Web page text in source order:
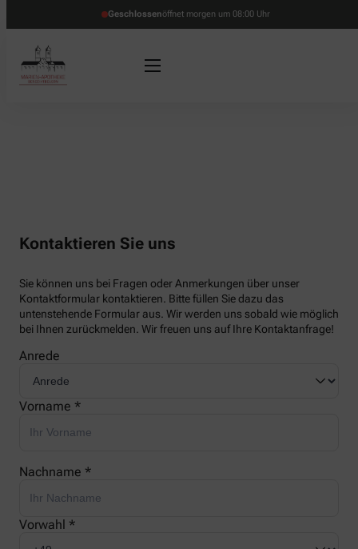
Geschlossenöffnet morgen um 08:00 Uhr
Kontaktieren Sie uns
Sie können uns bei Fragen oder Anmerkungen über unser
Kontaktformular kontaktieren. Bitte füllen Sie dazu das
untenstehende Formular aus. Wir werden uns sobald wie möglich
bei Ihnen zurückmelden. Wir freuen uns auf Ihre Kontaktanfrage!
Anrede
Vorname *
Nachname *
Vorwahl *